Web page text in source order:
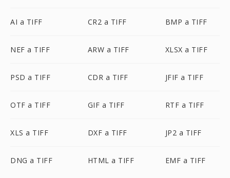
AI a TIFF CR2 a TIFF BMP a TIFF
NEF a TIFF ARW a TIFF XLSX a TIFF
PSD a TIFF CDR a TIFF JFIF a TIFF
OTF a TIFF GIF a TIFF RTF a TIFF
XLS a TIFF DXF a TIFF JP2 a TIFF
DNG a TIFF HTML a TIFF EMF a TIFF